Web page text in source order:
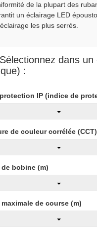
de la plupart des
un éclairage LED
les plus serrés.
dans un
:
IP (indice de
de couleur corrélée
bobine (m)
de course (m)